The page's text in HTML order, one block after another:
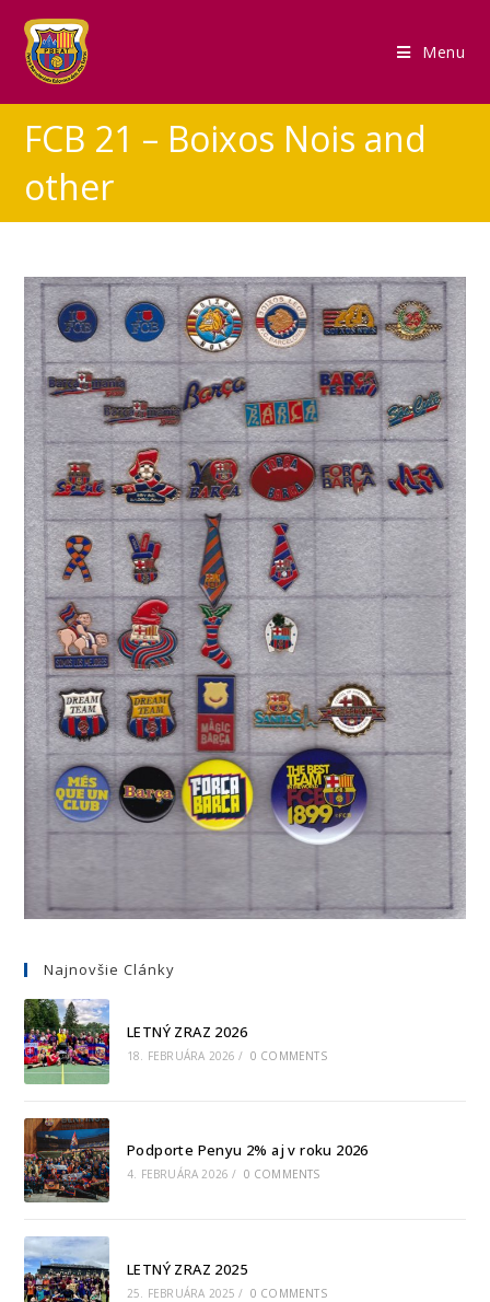
Menu
FCB 21 – Boixos Nois and
other
Najnovšie Clánky
LETNÝ ZRAZ 2026
18. FEBRUÁRA 2026 / 0 COMMENTS
Podporte Penyu 2% aj v roku 2026
4. FEBRUÁRA 2026 / 0 COMMENTS
LETNÝ ZRAZ 2025
25. FEBRUÁRA 2025 / 0 COMMENTS